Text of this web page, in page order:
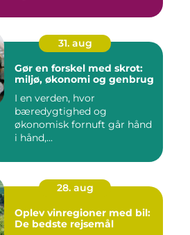
31. aug
Gør en forskel med skrot:
miljø, økonomi og genbrug
I en verden, hvor
bæredygtighed og
økonomisk fornuft går hånd
i hånd,...
28. aug
Oplev vinregioner med bil:
De bedste rejsemål